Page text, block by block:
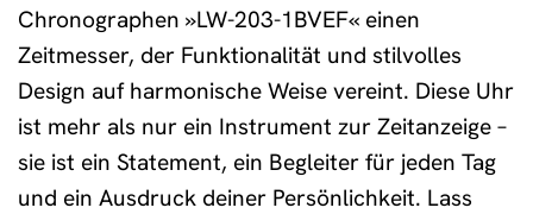
Chronographen »LW-203-1BVEF« einen
Zeitmesser, der Funktionalität und stilvolles
Design auf harmonische Weise vereint. Diese Uhr
ist mehr als nur ein Instrument zur Zeitanzeige –
sie ist ein Statement, ein Begleiter für jeden Tag
und ein Ausdruck deiner Persönlichkeit. Lass